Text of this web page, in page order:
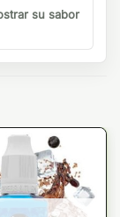
su sabor